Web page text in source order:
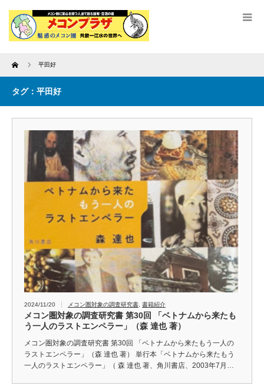
Home 平田好
タグ：平田好
2024/11/20 メコン圏対象の調査研究書 書籍紹介
メコン圏対象の調査研究書 第30回 「ベトナムから来たも
う一人のラストエンペラー」（森 達也 著）
メコン圏対象の調査研究書 第30回 「ベトナムから来たもう一人の
ラストエンペラー」（森 達也 著） 単行本「ベトナムから来たもう
一人のラストエンペラー」（ 森 達也 著、角川書店、2003年7月…